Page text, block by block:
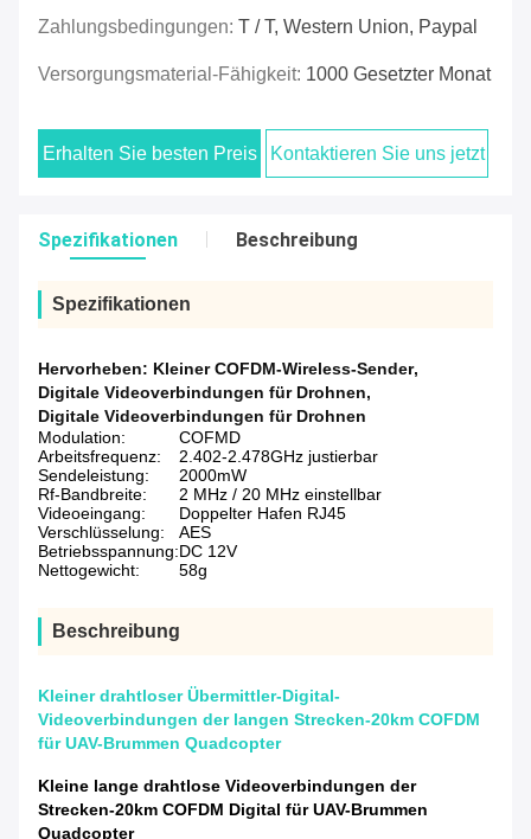
Zahlungsbedingungen: T / T, Western Union, Paypal
Versorgungsmaterial-Fähigkeit: 1000 Gesetzter Monat
Erhalten Sie besten Preis Kontaktieren Sie uns jetzt
Spezifikationen Beschreibung
Spezifikationen
Hervorheben: Kleiner COFDM-Wireless-Sender,
Digitale Videoverbindungen für Drohnen,
Digitale Videoverbindungen für Drohnen
Modulation:
COFMD
Arbeitsfrequenz:
2.402-2.478GHz justierbar
Sendeleistung:
2000mW
Rf-Bandbreite:
2 MHz / 20 MHz einstellbar
Videoeingang:
Doppelter Hafen RJ45
Verschlüsselung:
AES
Betriebsspannung:DC 12V
Nettogewicht:
58g
Beschreibung
Kleiner drahtloser Übermittler-Digital-
Videoverbindungen der langen Strecken-20km COFDM
für UAV-Brummen Quadcopter
Kleine lange drahtlose Videoverbindungen der
Strecken-20km COFDM Digital für UAV-Brummen
Quadcopter